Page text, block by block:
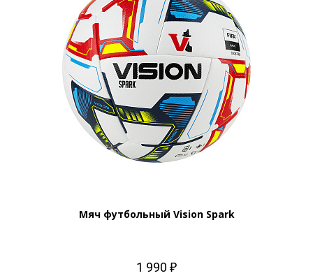
Мяч футбольный Vision Spark
1 990 ₽